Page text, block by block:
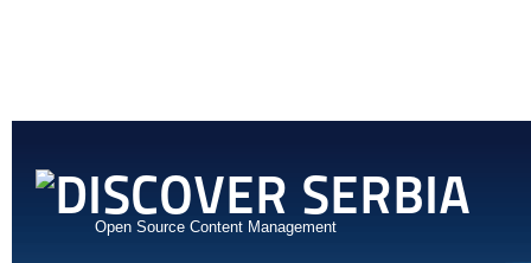
Open Source Content Management